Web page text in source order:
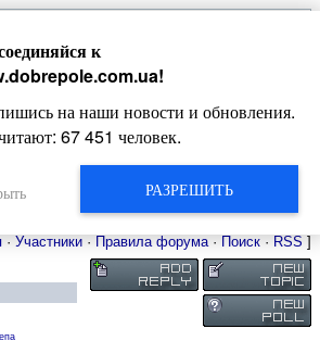
края
· Участники · Правила форума· Поиск · RSS ]
к
!
на наши новости и обновления.
67 451 человек.
РАЗРЕШИТЬ